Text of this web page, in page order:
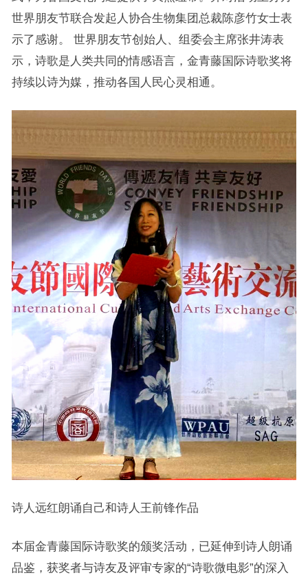
世界朋友节联合发起人协合生物集团总裁陈彦竹女士表
示了感谢。 世界朋友节创始人、组委会主席张井涛表
示，诗歌是人类共同的情感语言，金青藤国际诗歌奖将
持续以诗为媒，推动各国人民心灵相通。
诗人远红朗诵自己和诗人王前锋作品
本届金青藤国际诗歌奖的颁奖活动，已延伸到诗人朗诵
品鉴，获奖者与诗友及评审专家的“诗歌微电影”的深入